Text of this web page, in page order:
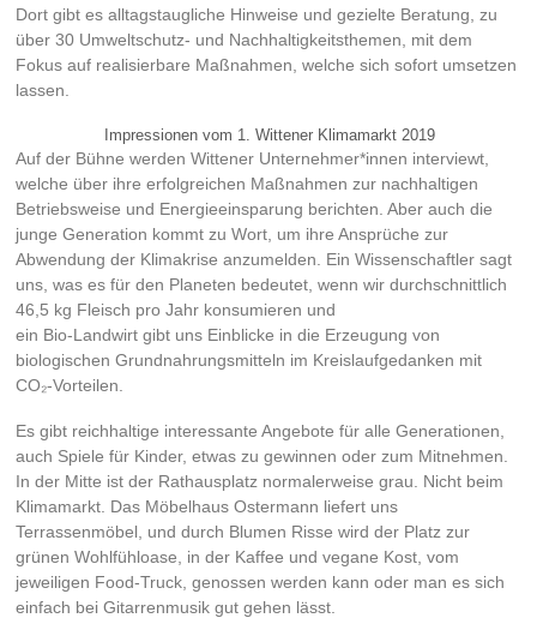
Dort gibt es alltagstaugliche Hinweise und gezielte Beratung, zu
über 30 Umweltschutz- und Nachhaltigkeitsthemen, mit dem
Fokus auf realisierbare Maßnahmen, welche sich sofort umsetzen
lassen.
Impressionen vom 1. Wittener Klimamarkt 2019
Auf der Bühne werden Wittener Unternehmer*innen interviewt,
welche über ihre erfolgreichen Maßnahmen zur nachhaltigen
Betriebsweise und Energieeinsparung berichten. Aber auch die
junge Generation kommt zu Wort, um ihre Ansprüche zur
Abwendung der Klimakrise anzumelden. Ein Wissenschaftler sagt
uns, was es für den Planeten bedeutet, wenn wir durchschnittlich
46,5 kg Fleisch pro Jahr konsumieren und
ein Bio-Landwirt gibt uns Einblicke in die Erzeugung von
biologischen Grundnahrungsmitteln im Kreislaufgedanken mit
CO₂-Vorteilen.
Es gibt reichhaltige interessante Angebote für alle Generationen,
auch Spiele für Kinder, etwas zu gewinnen oder zum Mitnehmen.
In der Mitte ist der Rathausplatz normalerweise grau. Nicht beim
Klimamarkt. Das Möbelhaus Ostermann liefert uns
Terrassenmöbel, und durch Blumen Risse wird der Platz zur
grünen Wohlfühloase, in der Kaffee und vegane Kost, vom
jeweiligen Food-Truck, genossen werden kann oder man es sich
einfach bei Gitarrenmusik gut gehen lässt.